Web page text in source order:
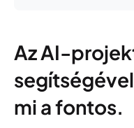
Az AI-
mi a fontos.